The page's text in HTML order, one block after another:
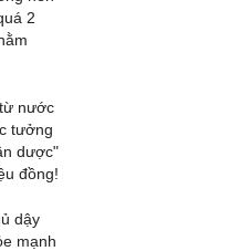
2
nước
tưởng
dược"
đồng!
dậy
mạnh